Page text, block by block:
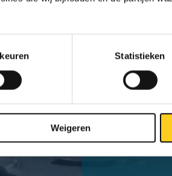
Statistieken
Weigeren
ca 6 mtr
ca 6 mtr